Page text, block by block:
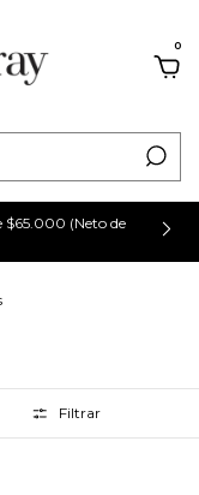
0
$65.000 (Neto de
Filtrar